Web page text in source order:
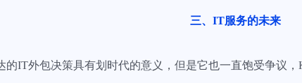
三、IT服务的未来
的IT外包决策具有划时代的意义，但是它也一直饱受争议，